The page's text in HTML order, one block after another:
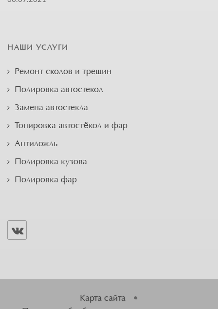
НАШИ УСЛУГИ
Ремонт сколов и трещин
Полировка автостекол
Замена автостекла
Тонировка автостёкол и фар
Антидождь
Полировка кузова
Полировка фар
Карта сайта
•